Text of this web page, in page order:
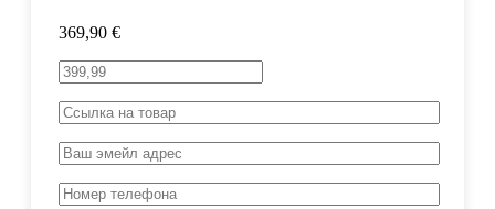
369,90 €